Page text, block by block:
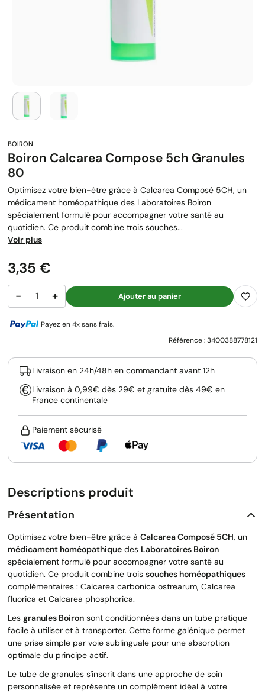
BOIRON
Boiron Calcarea Compose 5ch Granules
80
Optimisez votre bien-être grâce à Calcarea Composé 5CH, un
médicament homéopathique des Laboratoires Boiron
spécialement formulé pour accompagner votre santé au
quotidien. Ce produit combine trois souches...
Voir plus
Prix
3,35 €
− + Ajouter au panier
Payez en 4x sans frais.
Référence :3400388778121
Livraison en 24h/48h en commandant avant 12h
Livraison à 0,99€ dès 29€ et gratuite dès 49€ en
France continentale
Paiement sécurisé
Descriptions produit
Présentation
Optimisez votre bien-être grâce à Calcarea Composé 5CH, un
médicament homéopathique des Laboratoires Boiron
spécialement formulé pour accompagner votre santé au
quotidien. Ce produit combine trois souches homéopathiques
complémentaires : Calcarea carbonica ostrearum, Calcarea
fluorica et Calcarea phosphorica.
Les granules Boiron sont conditionnées dans un tube pratique
facile à utiliser et à transporter. Cette forme galénique permet
une prise simple par voie sublinguale pour une absorption
optimale du principe actif.
Le tube de granules s'inscrit dans une approche de soin
personnalisée et représente un complément idéal à votre